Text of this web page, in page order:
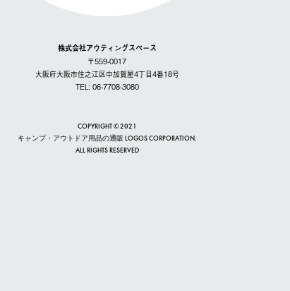
株式会社アウティングスペース
〒559-0017
大阪府大阪市住之江区中加賀屋4丁目4番18号
TEL: 06-7708-3080
COPYRIGHT © 2021
キャンプ・アウトドア用品の通販 LOGOS CORPORATION.
ALL RIGHTS RESERVED